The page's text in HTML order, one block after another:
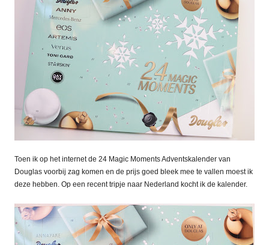
Toen ik op het internet de 24 Magic Moments Adventskalender van
Douglas voorbij zag komen en de prijs goed bleek mee te vallen moest ik
deze hebben. Op een recent tripje naar Nederland kocht ik de kalender.